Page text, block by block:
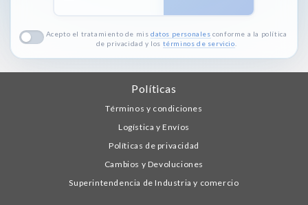
Acepto el tratamiento de mis datos personales conforme a la política
de privacidad y los términos de servicio
Políticas
Términos y condiciones
Logística y Envíos
Políticas de privacidad
Cambios y Devoluciones
Superintendencia de Industria y comercio